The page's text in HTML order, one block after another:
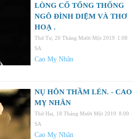
LÒNG CỐ TỔNG THỐNG
NGÔ ĐÌNH DIỆM VÀ THƠ
HOẠ .
Thứ Tư, 20 Tháng Mười Một 2019 1:08
SA
Cao Mỵ Nhân
NỤ HÔN THẦM LÉN. - CAO
MỴ NHÂN
Thứ Hai, 18 Tháng Mười Một 2019 8:00
SA
Cao Mỵ Nhân